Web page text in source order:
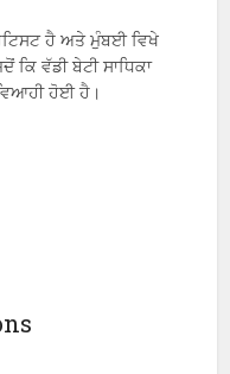
ਹੈ ਅਤੇ ਮੁੰਬਈ ਵਿਖੇ
ਵੱਡੀ ਬੇਟੀ ਸਾਧਿਕਾ
ਹੋਈ ਹੈ।